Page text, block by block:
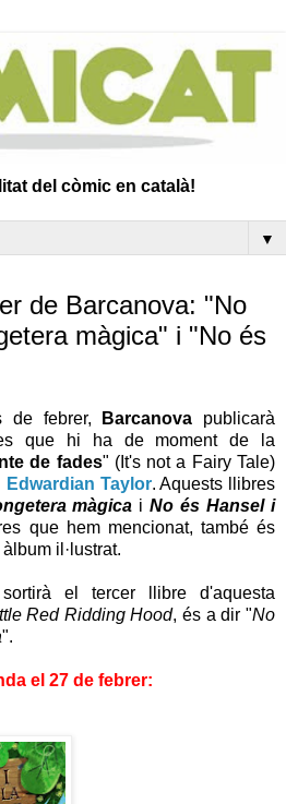
del còmic en català!
▼
de Barcanova: "No
màgica" i "No és
de febrer, Barcanova publicarà
que hi ha de moment de la
de fades" (It's not a Fairy Tale)
Edwardian Taylor. Aquests llibres
màgica iNo és Hansel i
que hem mencionat, també és
il·lustrat.
el tercer llibre d'aquesta
Red Ridding Hood, és a dir "No
".
el 27 de febrer: